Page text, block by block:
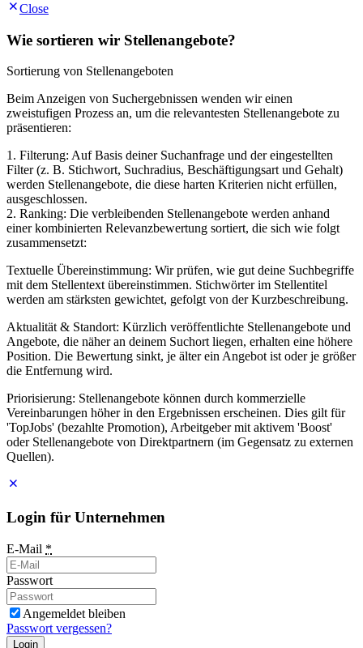
Close
Wie sortieren wir Stellenangebote?
Sortierung von Stellenangeboten
Beim Anzeigen von Suchergebnissen wenden wir einen
zweistufigen Prozess an, um die relevantesten Stellenangebote zu
präsentieren:
1. Filterung: Auf Basis deiner Suchanfrage und der eingestellten
Filter (z. B. Stichwort, Suchradius, Beschäftigungsart und Gehalt)
werden Stellenangebote, die diese harten Kriterien nicht erfüllen,
ausgeschlossen.
2. Ranking: Die verbleibenden Stellenangebote werden anhand
einer kombinierten Relevanzbewertung sortiert, die sich wie folgt
zusammensetzt:
Textuelle Übereinstimmung: Wir prüfen, wie gut deine Suchbegriffe
mit dem Stellentext übereinstimmen. Stichwörter im Stellentitel
werden am stärksten gewichtet, gefolgt von der Kurzbeschreibung.
Aktualität & Standort: Kürzlich veröffentlichte Stellenangebote und
Angebote, die näher an deinem Suchort liegen, erhalten eine höhere
Position. Die Bewertung sinkt, je älter ein Angebot ist oder je größer
die Entfernung wird.
Priorisierung: Stellenangebote können durch kommerzielle
Vereinbarungen höher in den Ergebnissen erscheinen. Dies gilt für
'TopJobs' (bezahlte Promotion), Arbeitgeber mit aktivem 'Boost'
oder Stellenangebote von Direktpartnern (im Gegensatz zu externen
Quellen).
Login für Unternehmen
E-Mail *
Passwort
Angemeldet bleiben
Passwort vergessen?
Login